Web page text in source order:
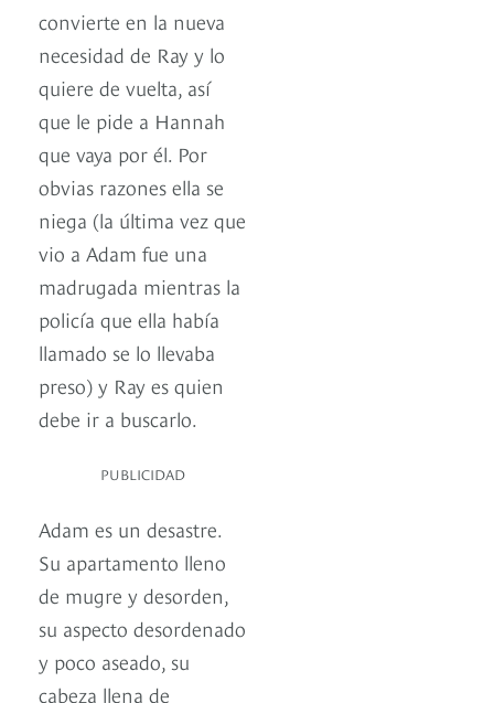
convierte en la nueva
necesidad de Ray y lo
quiere de vuelta, así
que le pide a Hannah
que vaya por él. Por
obvias razones ella se
niega (la última vez que
vio a Adam fue una
madrugada mientras la
policía que ella había
llamado se lo llevaba
preso) y Ray es quien
debe ir a buscarlo.
PUBLICIDAD
Adam es un desastre.
Su apartamento lleno
de mugre y desorden,
su aspecto desordenado
y poco aseado, su
cabeza llena de